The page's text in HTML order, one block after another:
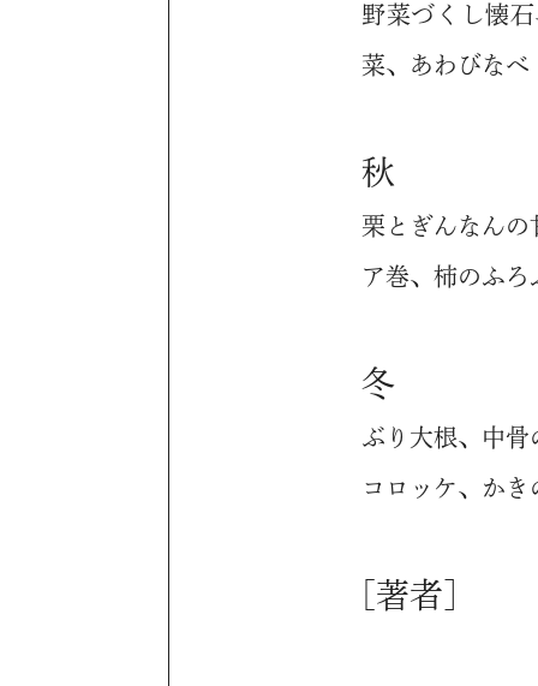
野菜づくし懐
菜、あわびなべ
秋
栗とぎんなん
ア巻、柿のふろ
冬
ぶり大根、中
コロッケ、かき
[著者]